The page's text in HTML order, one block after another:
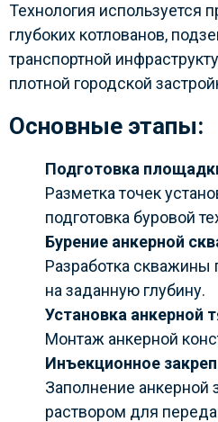
Технология используется
глубоких котлованов,
транспортной
плотной городской
Основные этапы:
Подготовка
Разметка точек
подготовка буровой
Бурение анкерной
Разработка
на заданную глубину.
Установка анкерной
Монтаж анкерной
Инъекционное
Заполнение
раствором для